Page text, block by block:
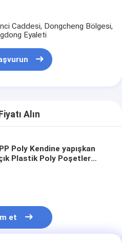
Caddesi, Dongcheng Bölgesi,
Eyaleti
Alın
Poly Kendine yapışkan
Plastik Poly Poşetler
et